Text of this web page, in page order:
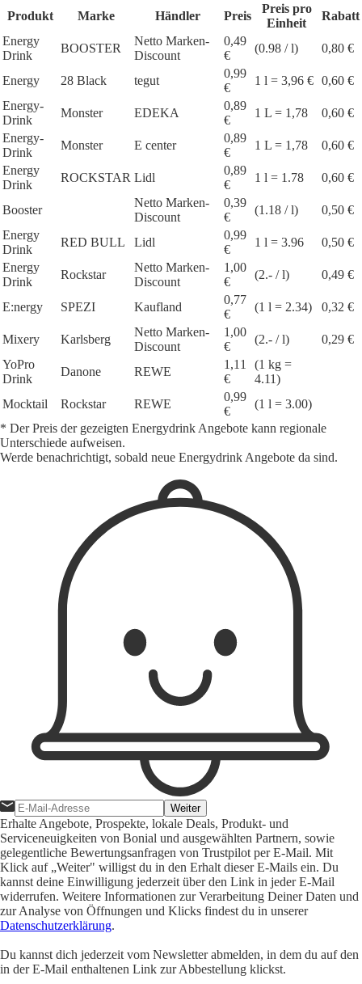
Produkt
Marke Händler Preis
Preis pro
Einheit
Rabatt
Energy
Drink
BOOSTER
Netto Marken-
Discount
0,49
€
(0.98 / l) 0,80 €
Energy 28 Black tegut
0,99
€
1 l = 3,96 € 0,60 €
Energy-
Drink
Monster EDEKA
0,89
€
1 L = 1,78
0,60 €
Energy-
Drink
Monster E center
0,89
€
1 L = 1,78
0,60 €
Energy
Drink
ROCKSTAR Lidl
0,89
€
1 l = 1.78 0,60 €
Booster
Netto Marken-
Discount
0,39
€
(1.18 / l)
0,50 €
Energy
Drink
RED BULL Lidl
0,99
€
1 l = 3.96
0,50 €
Energy
Drink
Rockstar
Netto Marken-
Discount
1,00
€
(2.- / l) 0,49 €
E:nergy SPEZI Kaufland
0,77
€
(1 l = 2.34) 0,32 €
Mixery Karlsberg
Netto Marken-
Discount
1,00
€
(2.- / l)
0,29 €
YoPro
Drink
Danone REWE
1,11
€
(1 kg =
4.11)
Mocktail
Rockstar REWE
0,99
€
(1 l = 3.00)
* Der Preis der gezeigten Energydrink Angebote kann regionale
Unterschiede aufweisen.
Werde benachrichtigt, sobald neue Energydrink Angebote da sind.
Weiter
Erhalte Angebote, Prospekte, lokale Deals, Produkt- und
Serviceneuigkeiten von Bonial und ausgewählten Partnern, sowie
gelegentliche Bewertungsanfragen von Trustpilot per E-Mail. Mit
Klick auf „Weiter" willigst du in den Erhalt dieser E-Mails ein. Du
kannst deine Einwilligung jederzeit über den Link in jeder E-Mail
widerrufen. Weitere Informationen zur Verarbeitung Deiner Daten und
zur Analyse von Öffnungen und Klicks findest du in unserer
Datenschutzerklärung.
Du kannst dich jederzeit vom Newsletter abmelden, in dem du auf den
in der E-Mail enthaltenen Link zur Abbestellung klickst.